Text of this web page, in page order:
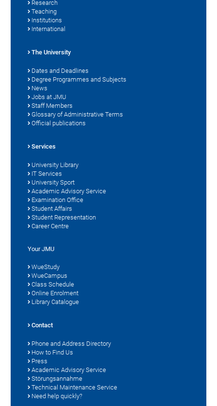
Research
Teaching
Institutions
International
The University
Dates and Deadlines
Degree Programmes and Subjects
News
Jobs at JMU
Staff Members
Glossary of Administrative Terms
Official publications
Services
University Library
IT Services
University Sport
Academic Advisory Service
Examination Office
Student Affairs
Student Representation
Career Centre
Your JMU
WueStudy
WueCampus
Class Schedule
Online Enrolment
Library Catalogue
Contact
Phone and Address Directory
How to Find Us
Press
Academic Advisory Service
Störungsannahme
Technical Maintenance Service
Need help quickly?